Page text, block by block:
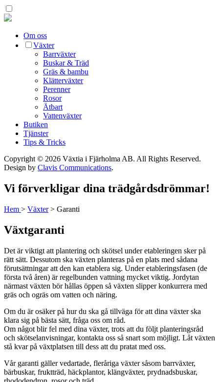
Om oss
Växter
Barrväxter
Buskar & Träd
Gräs & bambu
Klätterväxter
Perenner
Rosor
Ätbart
Vattenväxter
Butiken
Tjänster
Tips & Tricks
Copyright © 2026 Växtia i Fjärholma AB. All Rights Reserved.
Design by Clavis Communications.
Vi förverkligar dina trädgårdsdrömmar!
Hem > Växter> Garanti
Växtgaranti
Det är viktigt att plantering och skötsel under etableringen sker på
rätt sätt. Dessutom ska växten planteras på en plats med sådana
förutsättningar att den kan etablera sig. Under etableringsfasen (de
första två åren) är regelbunden vattning mycket viktig. Jordytan
närmast växten bör hållas öppen så växten slipper konkurrera med
gräs och ogräs om vatten och näring.
Om du är osäker på hur du ska gå tillväga för att dina växter ska
klara sig på bästa sätt, fråga oss om råd.
Om något blir fel med dina växter, trots att du följt planteringsråd
och skötselanvisningar, kontakta oss så snart som möjligt. Låt växten
stå kvar på växtplatsen till dess att du pratat med oss.
Vår garanti gäller vedartade, fleråriga växter såsom barrväxter,
bärbuskar, fruktträd, häckplantor, klängväxter, prydnadsbuskar,